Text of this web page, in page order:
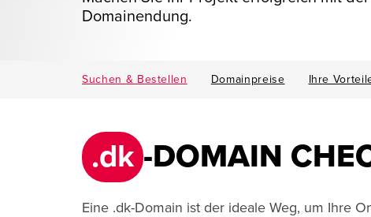
Domainendung.
Suchen & Bestellen Domainpreise Ihre
.dk -DOMAIN
Eine .dk-Domain ist der ideale Weg, um Ihre